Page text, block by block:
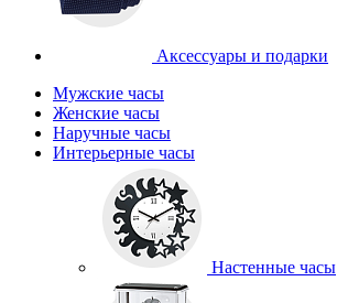
Аксессуары и подарки
Мужские часы
Женские часы
Наручные часы
Интерьерные часы
Настенные часы